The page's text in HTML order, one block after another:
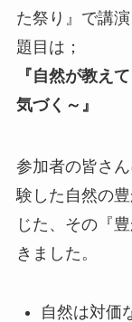
た祭り』で講
題目は；
『自然が教え
気づく～』
参加者の皆さ
験した自然の
じた、その『
きました。
自然は対価